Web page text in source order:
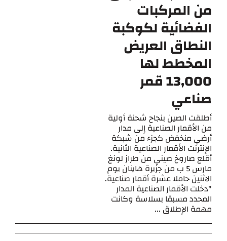
من المركبات
الفضائية لكوكبة
النطاق العريض
المخطط لها
13,000 قمر
صناعي
أطلقت الصين بنجاح شحنة أولية
من الأقمار الصناعية إلى مدار
أرضي منخفض كجزء من شبكة
الإنترنت الأقمار الصناعية الثانية.
أقلع صاروخ صيني من طراز لونغ
مارس 5 ب من جزيرة هاينان يوم
الاثنين حاملا عشرة أقمار صناعية.
"دخلت الأقمار الصناعية المدار
المحدد مسبقا بسلاسة وكانت
مهمة الإطلاق ...